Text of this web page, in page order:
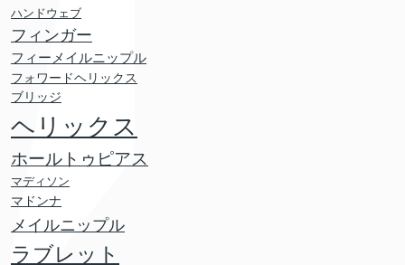
ハンドウェブ
フィンガー
フィーメイルニップル
フォワードヘリックス
ブリッジ
ヘリックス
ホールトゥピアス
マディソン
マドンナ
メイルニップル
ラブレット